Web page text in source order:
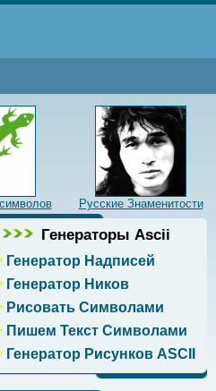
Русские Знаменитости
Генераторы Ascii
Генератор Надписей
Генератор Ников
Рисовать Символами
Пишем Текст Символами
Генератор Рисунков ASCII